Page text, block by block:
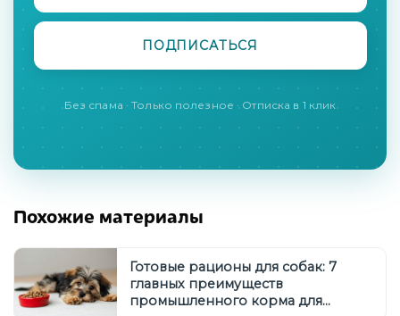
Без спама · Только полезное · Отписка в 1 клик
Похожие материалы
Готовые рационы для собак: 7
главных преимуществ
промышленного корма для